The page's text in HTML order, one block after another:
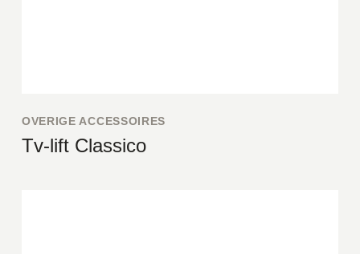
OVERIGE ACCESSOIRES
Tv-lift Classico